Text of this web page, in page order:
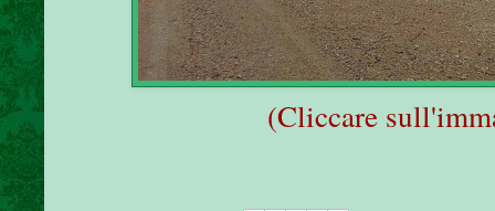
(Cliccare